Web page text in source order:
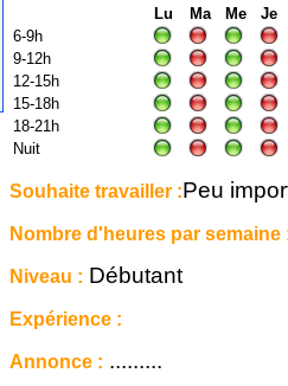
Lu Ma Me
Je
6-9h
9-12h
12-15h
15-18h
18-21h
Nuit
Souhaite travailler :Peu
Nombre d'heures par semaine
Niveau : Débutant
Expérience :
Annonce : .........